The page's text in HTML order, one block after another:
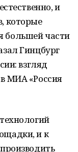
и
которые
большей части
Гинцбург
взгляд
МИА «Россия
и к